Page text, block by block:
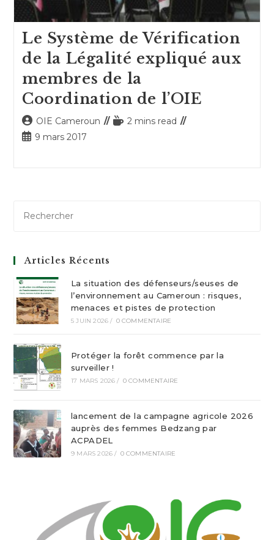
Le Système de Vérification
de la Légalité expliqué aux
membres de la
Coordination de l’OIE
Auteur/autrice
de
OIE Cameroun
Temps2 mins read
Publication
9 mars 2017
Articles Récents
La situation des défenseurs/seuses de
l’environnement au Cameroun : risques,
menaces et pistes de protection
5 JUIN 2026 / 0 COMMENTAIRE
Protéger la forêt commence par la
surveiller !
17 MARS 2026 / 0 COMMENTAIRE
lancement de la campagne agricole 2026
auprès des femmes Bedzang par
ACPADEL
9 MARS 2026 / 0 COMMENTAIRE